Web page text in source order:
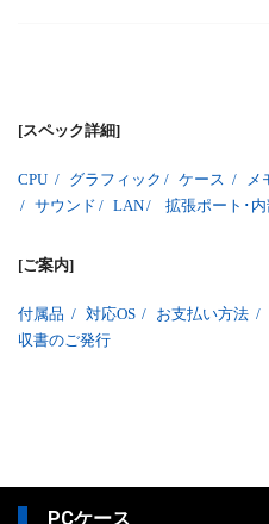
[スペック詳細]
CPU / グラフィック / ケース / メ
/ サウンド / LAN/ 拡張ポート･内
[ご案内]
付属品 / 対応OS / お支払い方法 /
収書のご発行
PCケース